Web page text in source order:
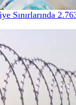
Sınırlarında